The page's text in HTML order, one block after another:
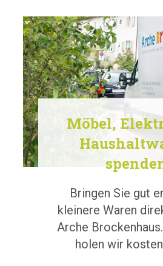
Möbel,
Bringen Sie gut
kleinere Waren
Arche
holen wir